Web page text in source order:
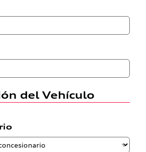
del Vehículo